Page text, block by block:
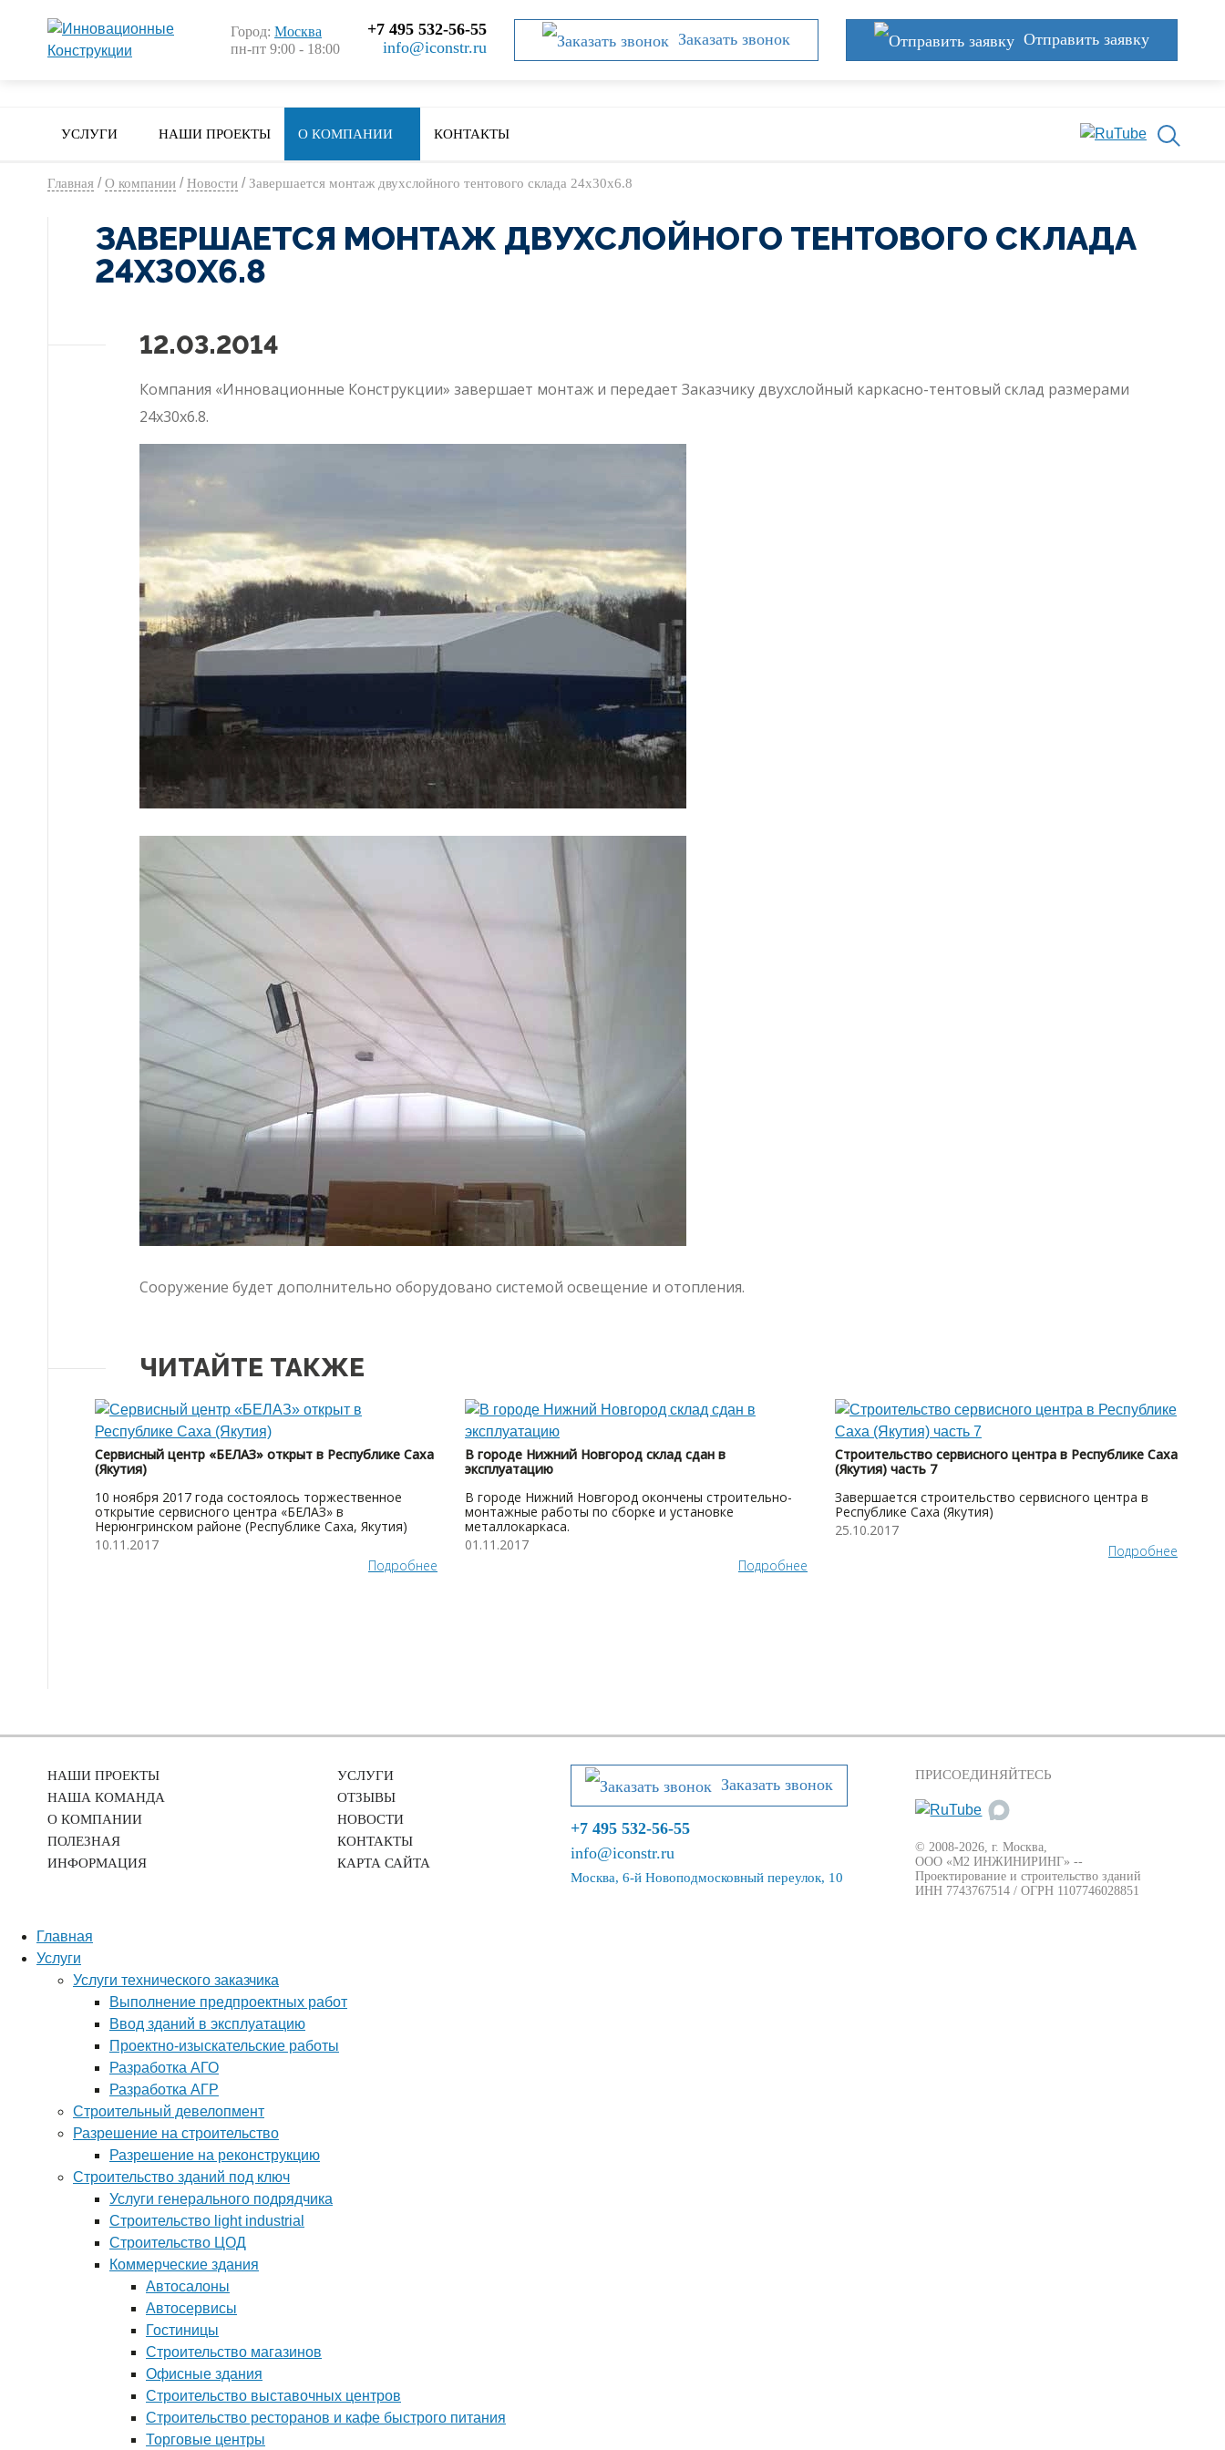
Город: Москва
пн-пт 9:00 - 18:00
+7 495 532-56-55
info@iconstr.ru
Заказать звонок Отправить заявку
УСЛУГИ НАШИ ПРОЕКТЫ О КОМПАНИИ КОНТАКТЫ
Главная /О компании /Новости /Завершается монтаж двухслойного тентового склада 24х30х6.8
ЗАВЕРШАЕТСЯ МОНТАЖ ДВУХСЛОЙНОГО ТЕНТОВОГО СКЛАДА
24Х30Х6.8
12.03.2014
Компания «Инновационные Конструкции» завершает монтаж и передает Заказчику двухслойный каркасно-тентовый склад размерами
24х30х6.8.
Сооружение будет дополнительно оборудовано системой освещение и отопления.
ЧИТАЙТЕ ТАКЖЕ
Сервисный центр «БЕЛАЗ» открыт в Республике Саха
(Якутия)
10 ноября 2017 года состоялось торжественное
открытие сервисного центра «БЕЛАЗ» в
Нерюнгринском районе (Республике Саха, Якутия)
10.11.2017
Подробнее
В городе Нижний Новгород склад сдан в
эксплуатацию
В городе Нижний Новгород окончены строительно-
монтажные работы по сборке и установке
металлокаркаса.
01.11.2017
Подробнее
Строительство сервисного центра в Республике Саха
(Якутия) часть 7
Завершается строительство сервисного центра в
Республике Саха (Якутия)
25.10.2017
Подробнее
НАШИ ПРОЕКТЫ
НАША КОМАНДА
О КОМПАНИИ
ПОЛЕЗНАЯ
ИНФОРМАЦИЯ
УСЛУГИ
ОТЗЫВЫ
НОВОСТИ
КОНТАКТЫ
КАРТА САЙТА
Заказать звонок
+7 495 532-56-55
info@iconstr.ru
Москва, 6-й Новоподмосковный переулок, 10
ПРИСОЕДИНЯЙТЕСЬ
© 2008-2026, г. Москва,
ООО «М2 ИНЖИНИРИНГ» --
Проектирование и строительство зданий
ИНН 7743767514 / ОГРН 1107746028851
Главная
Услуги
Услуги технического заказчика
Выполнение предпроектных работ
Ввод зданий в эксплуатацию
Проектно-изыскательские работы
Разработка АГО
Разработка АГР
Строительный девелопмент
Разрешение на строительство
Разрешение на реконструкцию
Строительство зданий под ключ
Услуги генерального подрядчика
Строительство light industrial
Строительство ЦОД
Коммерческие здания
Автосалоны
Автосервисы
Гостиницы
Строительство магазинов
Офисные здания
Строительство выставочных центров
Строительство ресторанов и кафе быстрого питания
Торговые центры